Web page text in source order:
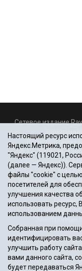
Сетевое издание
06.12.2016г.,
сфере связи,
Учредитель:
«Информационно-
Почтовый
Электронная
Телефоны 8
Настоящий ресурс
Яндекс.Метрика,
"Яндекс" (119021,
(далее — Яндекс)).
файлы "cookie" с
посетителей для
улучшения качества
использовать ресурс,
использованием
Собранная при
идентифицировать
улучшить работу
вами данного сайта,
будет передаваться